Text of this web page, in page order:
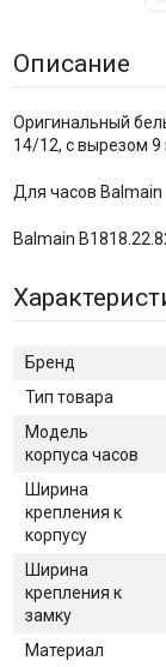
Описание
Оригинальный
14/12, с вырезом 9
Для часов Balmain
Balmain
Бренд
Тип товара
Модель
корпуса часов
Ширина
крепления к
корпусу
Ширина
крепления к
замку
Материал